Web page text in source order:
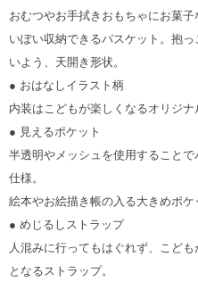
おむつやお手拭きおもちゃにお菓
いぽい収納できるバスケット。抱
いよう、天開き形状。
● おはなしイラスト柄
内装はこどもが楽しくなるオリジナ
● 見えるポケット
半透明やメッシュを使用すること
仕様。
絵本やお絵描き帳の入る大きめポケ
● めじるしストラップ
人混みに行ってもはぐれず、こど
となるストラップ。